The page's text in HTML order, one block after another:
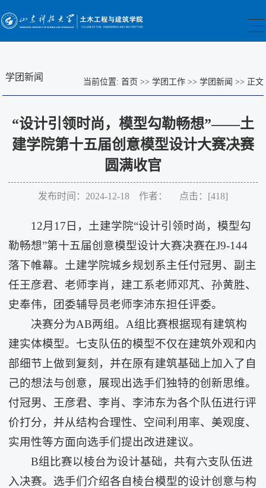
学团新闻 当前位置: 首页 >> 学团工作>> 学团新闻 >> 正文
“设计引领时尚，模型勾勒畅想”——土
建学院第十五届创意模型设计大赛决赛
圆满收官
发布时间：2024-12-18 作者： 点击：[418]
12月17日，土建学院“设计引领时尚，模型勾
勒畅想”第十五届创意模型设计大赛决赛在J9-144
落下帷幕。土建学院城乡规划系主任付冠男、副主
任王彦君、老师李肖，建工系老师邓芃、孙黄胜、
史奉伟，团委辅导员老师李沛东担任评委。
决赛分为AB两组。A组比赛根据现有建筑构
建实体模型。七支队伍的模型不仅在建筑外观和内
部细节上做到复刻，并在原有建筑基础上加入了自
己的想法与创意，展现出选手们独特的创新思维。
付冠男、王彦君、李肖、李沛东为各个队伍进行评
价打分，并从结构合理性、空间利用率、美观度、
实用性等方面向选手们提出改进建议。
B组比赛以棱台为设计基础，共有六支队伍进
入决赛。选手们介绍各自棱台模型的设计创意与构